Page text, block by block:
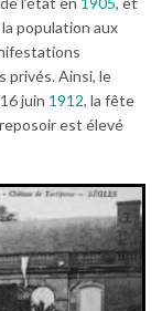
population aux
privés. Ainsi, le
juin 1912, la fête
est élevé